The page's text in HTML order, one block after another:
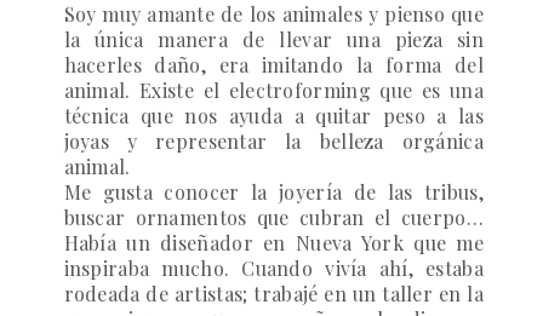
Soy muy amante de los animales y pienso que
la única manera de llevar una pieza sin
hacerles daño, era imitando la forma del
animal. Existe el electroforming que es una
técnica que nos ayuda a quitar peso a las
joyas y representar la belleza orgánica
animal.
Me gusta conocer la joyería de las tribus,
buscar ornamentos que cubran el cuerpo…
Había un diseñador en Nueva York que me
inspiraba mucho. Cuando vivía ahí, estaba
rodeada de artistas; trabajé en un taller en la